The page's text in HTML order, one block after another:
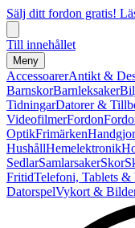
Sälj ditt fordon gratis!
Till innehållet
Meny
AccessoarerAntikt &
BarnskorBarnleksaker
TidningarDatorer &
VideofilmerFordon
OptikFrimärken
HushållHemelektronik
SedlarSamlarsakerSkor
FritidTelefoni, Tablets &
DatorspelVykort &